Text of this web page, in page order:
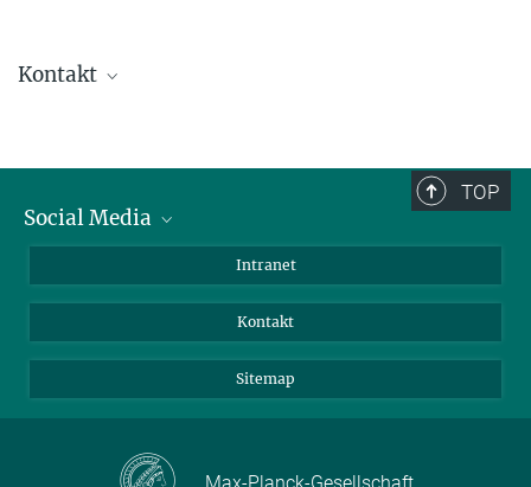
Kontakt
+49 4522 763-260
Assistenz der Abteilung
TOP
Social Media
LinkedIn
Intranet
Kontakt
Sitemap
Max-Planck-Gesellschaft